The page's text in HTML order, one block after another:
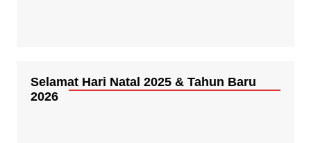
Selamat Hari Natal 2025 & Tahun Baru
2026